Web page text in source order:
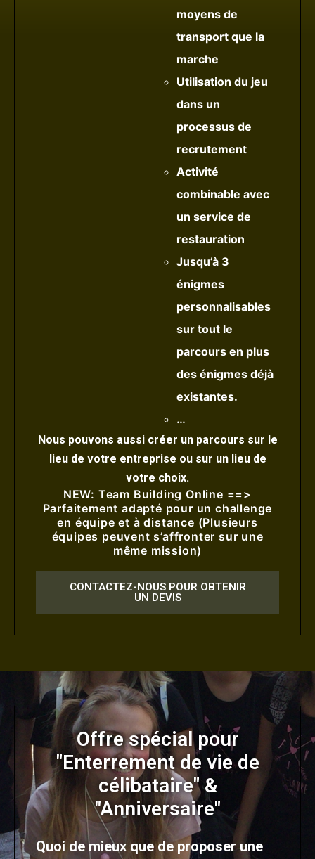
moyens de
transport que la
marche
Utilisation du jeu
dans un
processus de
recrutement
Activité
combinable avec
un service de
restauration
Jusqu’à 3
énigmes
personnalisables
sur tout le
parcours en plus
des énigmes déjà
existantes.
…
Nous pouvons aussi créer un parcours sur le
lieu de votre entreprise ou sur un lieu de
votre choix.
NEW: Team Building Online ==>
Parfaitement adapté pour un challenge
en équipe et à distance (Plusieurs
équipes peuvent s’affronter sur une
même mission)
CONTACTEZ-NOUS POUR OBTENIR
UN DEVIS
Offre spécial pour
"Enterrement de vie de
célibataire" &
"Anniversaire"
Quoi de mieux que de proposer une